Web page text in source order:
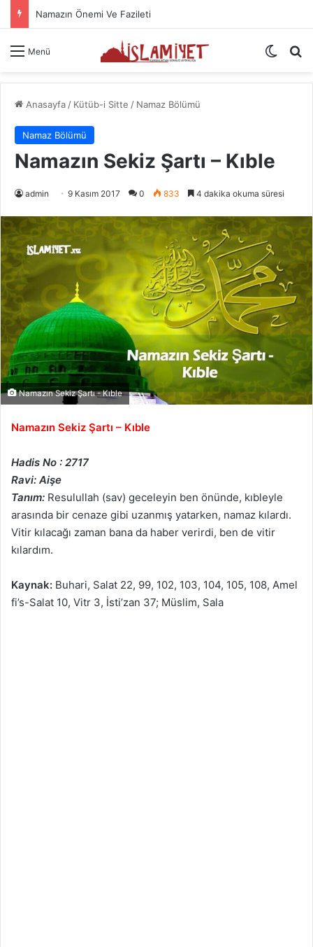
Hastaya Şifa İçin Okunacak Dualar
Menü Dış
Anasayfa/ Kütüb-i Sitte / Namaz Bölümü
Namaz Bölümü
Namazın Sekiz Şartı – Kıble
admin 9 Kasım 2017 0 833 4 dakika okuma süresi
Namazın Sekiz Şartı - Kıble
Namazın Sekiz Şartı – Kıble
Hadis No : 2717
Ravi: Aişe
Tanım: Resulullah (sav) geceleyin ben önünde, kıbleyle
arasında bir cenaze gibi uzanmış yatarken, namaz kılardı.
Vitir kılacağı zaman bana da haber verirdi, ben de vitir
kılardım.
Kaynak: Buhari, Salat 22, 99, 102, 103, 104, 105, 108, Amel
fi’s-Salat 10, Vitr 3, İsti’zan 37; Müslim, Sala